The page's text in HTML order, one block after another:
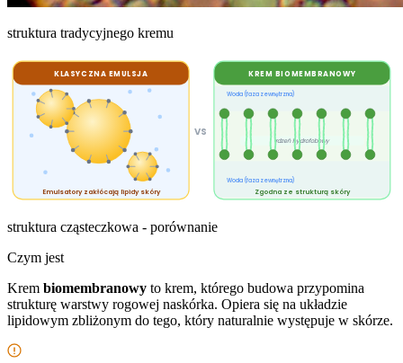
struktura tradycyjnego kremu
KLASYCZNA EMULSJA
Emulsatory zakłócają lipidy skóry
VS
KREM BIOMEMBRANOWY
Woda (faza zewnętrzna)
Woda (faza zewnętrzna)
rdzeń hydrofobowy
Zgodna ze strukturą skóry
struktura cząsteczkowa - porównanie
Czym jest
Krem biomembranowy to krem, którego budowa przypomina
strukturę warstwy rogowej naskórka. Opiera się na układzie
lipidowym zbliżonym do tego, który naturalnie występuje w skórze.